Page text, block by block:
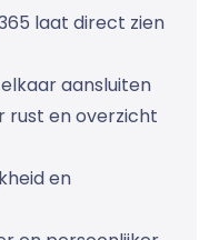
laat direct zien
aansluiten
rust en overzicht
en